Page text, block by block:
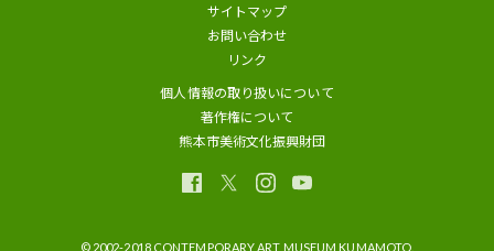
サイトマップ
お問い合わせ
リンク
個人情報の取り扱いについて
著作権について
熊本市美術文化振興財団
© 2002-2018 CONTEMPORARY ART MUSEUM KUMAMOTO.